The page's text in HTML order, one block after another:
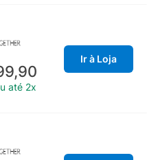
até 2x
Ir à Loja